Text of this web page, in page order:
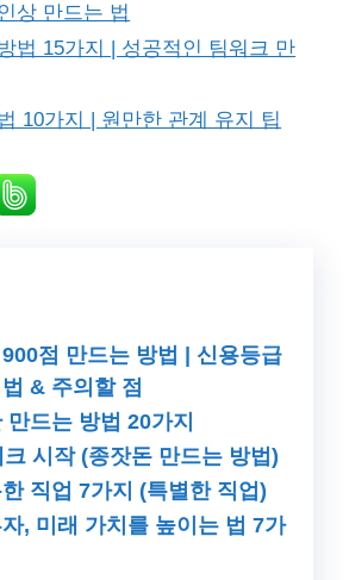
상 만드는 법
법 15가지 | 성공적인 팀워크 만
10가지 | 원만한 관계 유지 팁
점 만드는 방법 | 신용등급
& 주의할 점
만드는 방법 20가지
시작 (종잣돈 만드는 방법)
직업 7가지 (특별한 직업)
, 미래 가치를 높이는 법 7가